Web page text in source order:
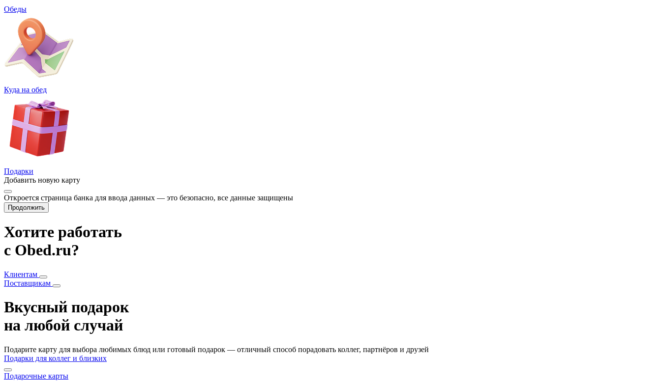
Обеды
Куда на обед
Подарки
Добавить новую карту
Откроется страница банка для ввода данных — это безопасно, все данные защищены
Продолжить
Хотите работать
с Obed.ru?
Клиентам
Поставщикам
Вкусный подарок
на любой случай
Подарите карту для выбора любимых блюд или готовый подарок — отличный способ порадовать коллег, партнёров и друзей
Подарки для коллег и близких
Подарочные карты